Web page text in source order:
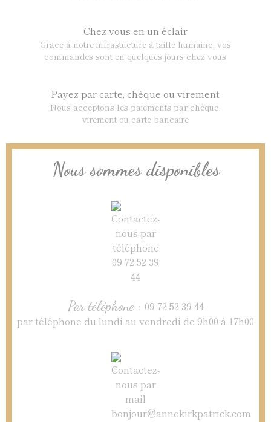
Chez vous en un éclair
Grâce à notre infrastucture à taille humaine, vos
commandes sont en quelques jours chez vous
Payez par carte, chèque ou virement
Nous acceptons les paiements par chèque,
virement ou carte bancaire
Nous sommes disponibles
Par téléphone : 09 72 52 39 44
par téléphone du lundi au vendredi de 9h00 à 17h00